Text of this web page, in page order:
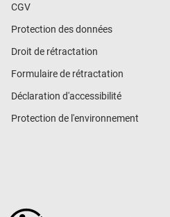
CGV
Protection des données
Droit de rétractation
Formulaire de rétractation
Déclaration d'accessibilité
Protection de l'environnement